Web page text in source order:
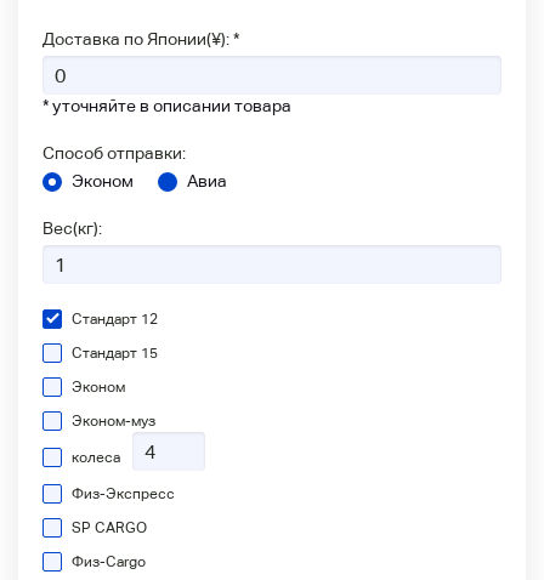
Доставка по Японии(¥): *
* уточняйте в описании товара
Способ отправки:
Эконом
Авиа
Вес(кг):
Стандарт 12
Стандарт 15
Эконом
Эконом-муз
колеса
Физ-Экспресс
SP CARGO
Физ-Сargo